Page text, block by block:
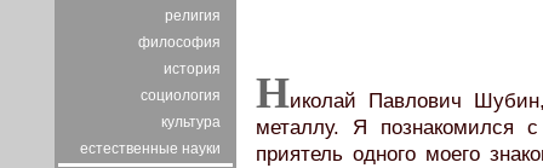
религия
философия
история
социология
культура
естественные науки
Николай Павлович
металлу. Я
приятель одного моего